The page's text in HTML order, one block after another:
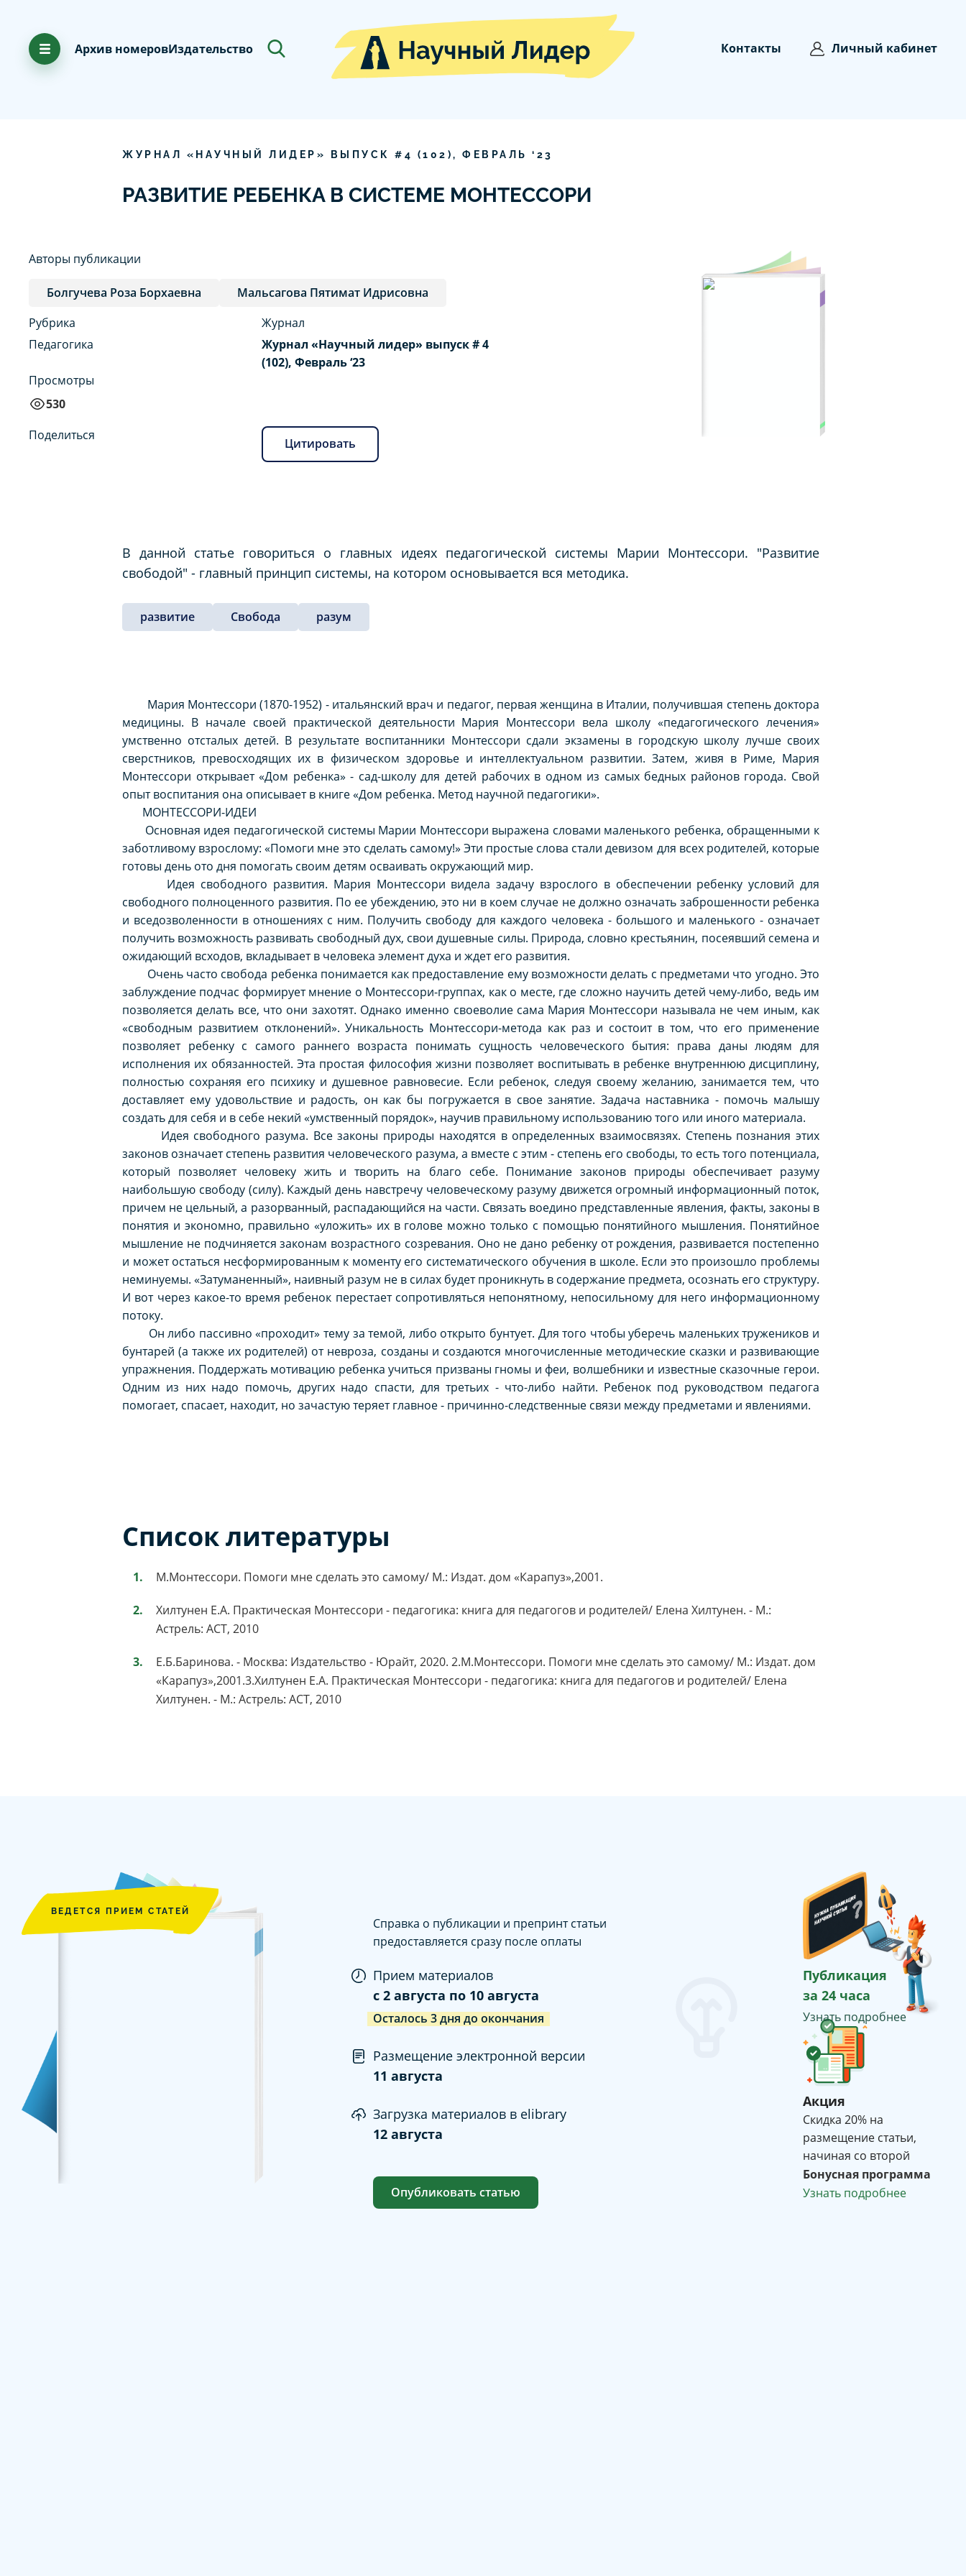
Архив номеровИздательство Контакты Личный кабинет
ЖУРНАЛ «НАУЧНЫЙ ЛИДЕР» ВЫПУСК # 4 (102 ), ФЕВРАЛЬ ‘ 23
РАЗВИТИЕ РЕБЕНКА В СИСТЕМЕ МОНТЕССОРИ
Авторы публикации
Болгучева Роза Борхаевна
Мальсагова Пятимат Идрисовна
Рубрика
Педагогика
Просмотры
530
Журнал
Журнал «Научный лидер» выпуск # 4
(102), Февраль ‘23
Поделиться
Цитировать
В данной статье говориться о главных идеях педагогической системы Марии Монтессори. "Развитие
свободой" - главный принцип системы, на котором основывается вся методика.
развитие Свобода разум
Мария Монтессори (1870-1952) - итальянский врач и педагог, первая женщина в Италии, получившая степень доктора
медицины. В начале своей практической деятельности Мария Монтессори вела школу «педагогического лечения»
умственно отсталых детей. В результате воспитанники Монтессори сдали экзамены в городскую школу лучше своих
сверстников, превосходящих их в физическом здоровье и интеллектуальном развитии. Затем, живя в Риме, Мария
Монтессори открывает «Дом ребенка» - сад-школу для детей рабочих в одном из самых бедных районов города. Свой
опыт воспитания она описывает в книге «Дом ребенка. Метод научной педагогики».
МОНТЕССОРИ-ИДЕИ
Основная идея педагогической системы Марии Монтессори выражена словами маленького ребенка, обращенными к
заботливому взрослому: «Помоги мне это сделать самому!» Эти простые слова стали девизом для всех родителей, которые
готовы день ото дня помогать своим детям осваивать окружающий мир.
Идея свободного развития. Мария Монтессори видела задачу взрослого в обеспечении ребенку условий для
свободного полноценного развития. По ее убеждению, это ни в коем случае не должно означать заброшенности ребенка
и вседозволенности в отношениях с ним. Получить свободу для каждого человека - большого и маленького - означает
получить возможность развивать свободный дух, свои душевные силы. Природа, словно крестьянин, посеявший семена и
ожидающий всходов, вкладывает в человека элемент духа и ждет его развития.
Очень часто свобода ребенка понимается как предоставление ему возможности делать с предметами что угодно. Это
заблуждение подчас формирует мнение о Монтессори-группах, как о месте, где сложно научить детей чему-либо, ведь им
позволяется делать все, что они захотят. Однако именно своеволие сама Мария Монтессори называла не чем иным, как
«свободным развитием отклонений». Уникальность Монтессори-метода как раз и состоит в том, что его применение
позволяет ребенку с самого раннего возраста понимать сущность человеческого бытия: права даны людям для
исполнения их обязанностей. Эта простая философия жизни позволяет воспитывать в ребенке внутреннюю дисциплину,
полностью сохраняя его психику и душевное равновесие. Если ребенок, следуя своему желанию, занимается тем, что
доставляет ему удовольствие и радость, он как бы погружается в свое занятие. Задача наставника - помочь малышу
создать для себя и в себе некий «умственный порядок», научив правильному использованию того или иного материала.
Идея свободного разума. Все законы природы находятся в определенных взаимосвязях. Степень познания этих
законов означает степень развития человеческого разума, а вместе с этим - степень его свободы, то есть того потенциала,
который позволяет человеку жить и творить на благо себе. Понимание законов природы обеспечивает разуму
наибольшую свободу (силу). Каждый день навстречу человеческому разуму движется огромный информационный поток,
причем не цельный, а разорванный, распадающийся на части. Связать воедино представленные явления, факты, законы в
понятия и экономно, правильно «уложить» их в голове можно только с помощью понятийного мышления. Понятийное
мышление не подчиняется законам возрастного созревания. Оно не дано ребенку от рождения, развивается постепенно
и может остаться несформированным к моменту его систематического обучения в школе. Если это произошло проблемы
неминуемы. «Затуманенный», наивный разум не в силах будет проникнуть в содержание предмета, осознать его структуру.
И вот через какое-то время ребенок перестает сопротивляться непонятному, непосильному для него информационному
потоку.
Он либо пассивно «проходит» тему за темой, либо открыто бунтует. Для того чтобы уберечь маленьких тружеников и
бунтарей (а также их родителей) от невроза, созданы и создаются многочисленные методические сказки и развивающие
упражнения. Поддержать мотивацию ребенка учиться призваны гномы и феи, волшебники и известные сказочные герои.
Одним из них надо помочь, других надо спасти, для третьих - что-либо найти. Ребенок под руководством педагога
помогает, спасает, находит, но зачастую теряет главное - причинно-следственные связи между предметами и явлениями.
Список литературы
М.Монтессори. Помоги мне сделать это самому/ М.: Издат. дом «Карапуз»,2001.
Хилтунен Е.А. Практическая Монтессори - педагогика: книга для педагогов и родителей/ Елена Хилтунен. - М.:
Астрель: АСТ, 2010
Е.Б.Баринова. - Москва: Издательство - Юрайт, 2020. 2.М.Монтессори. Помоги мне сделать это самому/ М.: Издат. дом
«Карапуз»,2001.3.Хилтунен Е.А. Практическая Монтессори - педагогика: книга для педагогов и родителей/ Елена
Хилтунен. - М.: Астрель: АСТ, 2010
ВЕДЕТСЯ ПРИЕМ СТАТЕЙ
Справка о публикации и препринт статьи
предоставляется сразу после оплаты
Прием материалов
c 2 августа по 10 августа
Осталось 3дня до окончания
Размещение электронной версии
11 августа
Загрузка материалов в elibrary
12 августа
Опубликовать статью
Публикация
за 24 часа
Узнать подробнее
Акция
Cкидка 20% на
размещение статьи,
начиная со второй
Бонусная программа
Узнать подробнее